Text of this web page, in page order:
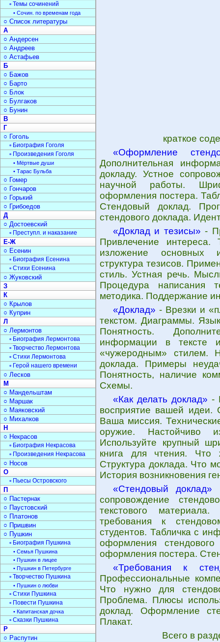
краткое
«Оформление
Дополнительная
докладу. Устное
научной работы.
оформления постера.
Стендовый доклад.
стендового доклада.
«Доклад и тезисы» -
Привлечение интереса.
изложение основных
структура тезисов.
стиль. Устная речь.
Процедура написания
методика. Поддержание
«Доклад» - Врезки и
текстом. Диаграммы.
Понятность.
информации в тексте
«чужеродным» стилем.
доклада. Примеры
Понятность, наличие
Схемы.
«Как делать доклад» -
восприятие вашей идеи.
Ваша миссия.
оружие. Настойчиво
Используйте крупный
книга для чтения. Что
Структура доклада. Что
История возникновения
«Стендовый доклад»
сопровождение
текстового
требования к
студентов. Табличка с
оформления
оформления постера.
«Требования к
Профессиональные
Что нужно для
Проблема. Плюсы
доклад. Оформление
Плакат.
Всего в
▫ Темы сочинений
• Сочин. по временам года
○ Список литературы
А
○ Андерсен
○ Андреев
○ Астафьев
Б
○ Бажов
○ Барто
○ Блок
○ Булгаков
○ Бунин
В
Г
○ Гоголь
▫ Биография Гоголя
▫ Произведения Гоголя
• Мёртвые души
• Тарас Бульба
○ Гомер
○ Гончаров
○ Горький
○ Грибоедов
Д
○ Достоевский
▫ Преступл. и наказание
Е-Ж
○ Есенин
▫ Биография Есенина
▫ Стихи Есенина
○ Жуковский
З
К
○ Крылов
○ Куприн
Л
○ Лермонтов
▫ Биография Лермонтова
▫ Творчество Лермонтова
▫ Стихи Лермонтова
▫ Герой нашего времени
○ Лесков
М
○ Мандельштам
○ Маршак
○ Маяковский
○ Михалков
Н
○ Некрасов
▫ Биография Некрасова
▫ Произведения Некрасова
○ Носов
О
▫ Пьесы Островского
П
○ Пастернак
○ Паустовский
○ Платонов
○ Пришвин
○ Пушкин
▫ Биография Пушкина
• Семья Пушкина
• Пушкин в лицее
• Пушкин в Петербурге
▫ Творчество Пушкина
• Пушкин о любви
▫ Стихи Пушкина
▫ Повести Пушкина
• Капитанская дочка
▫ Сказки Пушкина
Р
○ Распутин